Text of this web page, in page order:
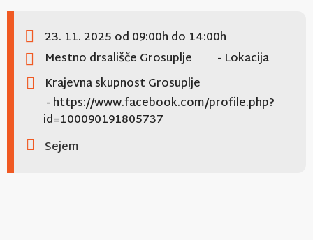
23. 11. 2025 od 09:00h do 14:00h
Mestno drsališče Grosuplje
- Lokacija
Krajevna skupnost Grosuplje
- https://www.facebook.com/profile.php?
id=100090191805737
Sejem